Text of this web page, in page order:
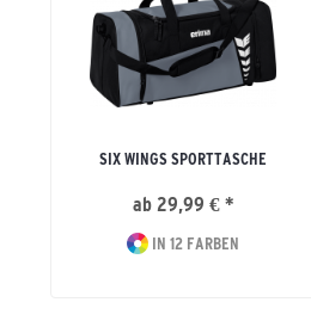
SIX WINGS SPORTTASCHE
ab 29,99 € *
IN 12 FARBEN